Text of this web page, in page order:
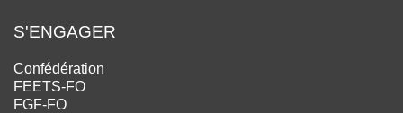
S'ENGAGER
Confédération
FEETS-FO
FGF-FO